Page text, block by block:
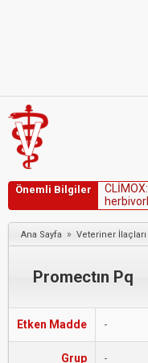
Önemli Bilgiler CLİMOX:
herbivor
Ana Sayfa » Veteriner İlaçları
Promectın Pq
Etken Madde -
Grup -